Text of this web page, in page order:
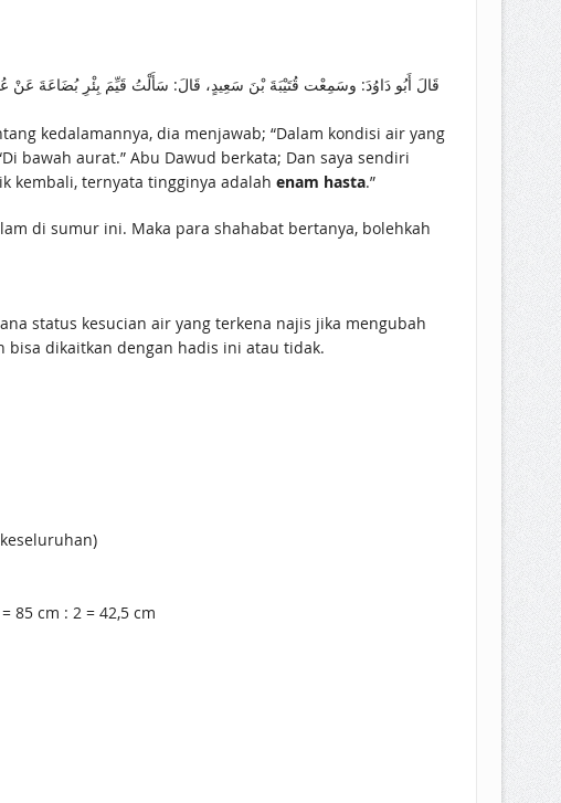
قَالَ أَبُو دَاوُدَ: وسَمِعْت قُتَيْبَةَ بْنَ سَعِيدٍ، قَالَ: سَأَلْتُ قَيِّمَ بِئْرِ بُضَاعَةَ عَنْ
kedalamannya, dia menjawab; “Dalam kondisi air yang
bawah aurat.” Abu Dawud berkata; Dan saya sendiri
kembali, ternyata tingginya adalah enam hasta.”
di sumur ini. Maka para shahabat bertanya, bolehkah
status kesucian air yang terkena najis jika mengubah
dikaitkan dengan hadis ini atau tidak.
85 cm : 2 = 42,5 cm